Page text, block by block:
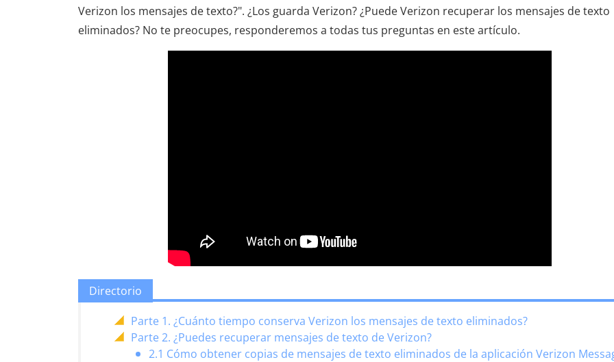
Verizon los mensajes de texto?". ¿Los guarda Verizon? ¿Puede Verizon recuperar los mensajes de texto
eliminados? No te preocupes, responderemos a todas tus preguntas en este artículo.
Directorio
Parte 1. ¿Cuánto tiempo conserva Verizon los mensajes de texto eliminados?
Parte 2. ¿Puedes recuperar mensajes de texto de Verizon?
2.1 Cómo obtener copias de mensajes de texto eliminados de la aplicación Verizon